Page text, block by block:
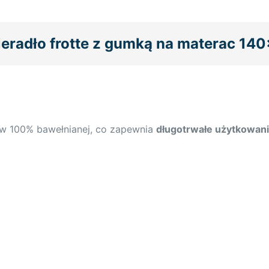
frotte z gumką na materac
100% bawełnianej, co zapewnia długotrwałe użytkowani